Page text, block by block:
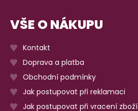
VŠE O NÁKUPU
Kontakt
Doprava a platba
Obchodní podmínky
Jak postupovat při reklamaci
Jak postupovat při vracení zboží